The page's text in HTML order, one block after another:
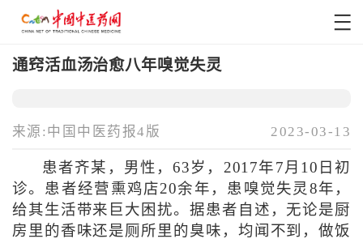
通窍活血汤治愈八年嗅觉失灵
来源:中国中医药报4版 2023-03-13
患者齐某，男性，63岁，2017年7月10日初
诊。患者经营熏鸡店20余年，患嗅觉失灵8年，
给其生活带来巨大困扰。据患者自述，无论是厨
房里的香味还是厕所里的臭味，均闻不到，做饭